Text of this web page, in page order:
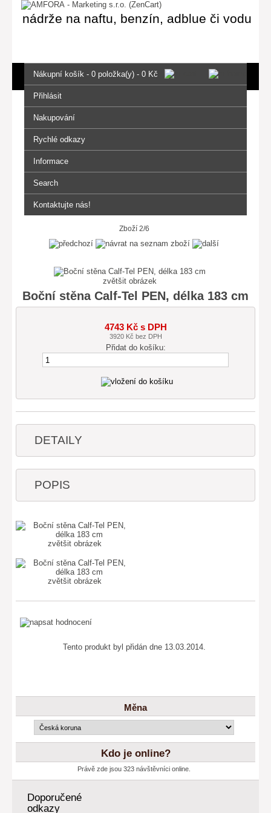
nádrže na naftu, benzín, adblue či vodu
Nákupní košík - 0 položka(y) - 0 Kč
Přihlásit
Nakupování
Rychlé odkazy
Informace
Search
Kontaktujte nás!
Zboží 2/6
zvětšit obrázek
Boční stěna Calf-Tel PEN, délka 183 cm
4743 Kč s DPH
3920 Kč bez DPH
DETAILY
POPIS
zvětšit obrázek
zvětšit obrázek
Tento produkt byl přidán dne 13.03.2014.
Měna
Kdo je online?
Právě zde jsou 323 návštěvníci online.
Doporučené
odkazy